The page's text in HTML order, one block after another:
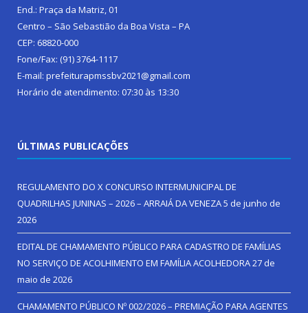
End.: Praça da Matriz, 01
Centro – São Sebastião da Boa Vista – PA
CEP: 68820-000
Fone/Fax: (91) 3764-1117
E-mail: prefeiturapmssbv2021@gmail.com
Horário de atendimento: 07:30 às 13:30
ÚLTIMAS PUBLICAÇÕES
REGULAMENTO DO X CONCURSO INTERMUNICIPAL DE
QUADRILHAS JUNINAS – 2026 – ARRAIÁ DA VENEZA5 de junho de
2026
EDITAL DE CHAMAMENTO PÚBLICO PARA CADASTRO DE FAMÍLIAS
NO SERVIÇO DE ACOLHIMENTO EM FAMÍLIA ACOLHEDORA27 de
maio de 2026
CHAMAMENTO PÚBLICO Nº 002/2026 – PREMIAÇÃO PARA AGENTES